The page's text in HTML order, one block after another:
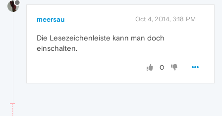
meersau Oct 4, 2014, 3:18 PM
Die Lesezeichenleiste kann man doch
einschalten.
0